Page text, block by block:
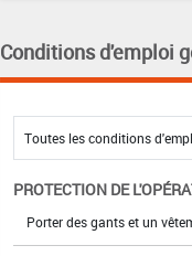
Conditions d'emploi
PROTECTION DE
Porter des gants et un